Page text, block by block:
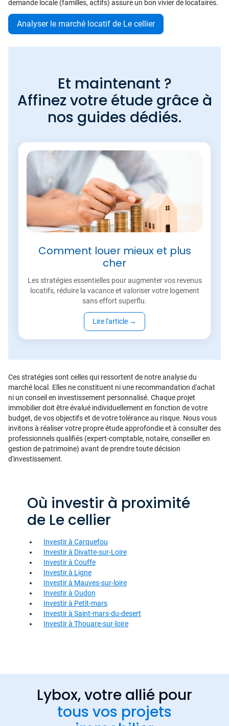
demande locale (familles, actifs) assure un bon vivier de locataires.
Analyser le marché locatif de Le cellier
Et maintenant ?
Affinez votre étude grâce à
nos guides dédiés.
Comment louer mieux et plus
cher
Les stratégies essentielles pour augmenter vos revenus
locatifs, réduire la vacance et valoriser votre logement
sans effort superflu.
Lire l'article →
Ces stratégies sont celles qui ressortent de notre analyse du
marché local. Elles ne constituent ni une recommandation d'achat
ni un conseil en investissement personnalisé. Chaque projet
immobilier doit être évalué individuellement en fonction de votre
budget, de vos objectifs et de votre tolérance au risque. Nous vous
invitons à réaliser votre propre étude approfondie et à consulter des
professionnels qualifiés (expert-comptable, notaire, conseiller en
gestion de patrimoine) avant de prendre toute décision
d'investissement.
Où investir à proximité
de Le cellier
Investir à Carquefou
Investir à Divatte-sur-Loire
Investir à Couffe
Investir à Ligne
Investir à Mauves-sur-loire
Investir à Oudon
Investir à Petit-mars
Investir à Saint-mars-du-desert
Investir à Thouare-sur-loire
Lybox, votre allié pour
tous vos projets